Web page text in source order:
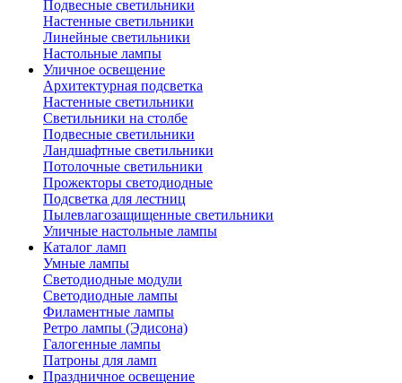
Подвесные светильники
Настенные светильники
Линейные светильники
Настольные лампы
Уличное освещение
Архитектурная подсветка
Настенные светильники
Светильники на столбе
Подвесные светильники
Ландшафтные светильники
Потолочные светильники
Прожекторы светодиодные
Подсветка для лестниц
Пылевлагозащищенные светильники
Уличные настольные лампы
Каталог ламп
Умные лампы
Светодиодные модули
Светодиодные лампы
Филаментные лампы
Ретро лампы (Эдисона)
Галогенные лампы
Патроны для ламп
Праздничное освещение